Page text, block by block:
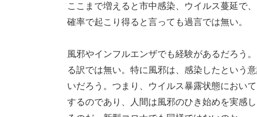
ここまで増えると市中感染、ウイルス蔓延で
確率で起こり得ると言っても過言では無い。
風邪やインフルエンザでも経験があるだろう
る訳では無い。特に風邪は、感染したという
いだろう。つまり、ウイルス暴露状態におい
するのであり、人間は風邪のひき始めを実感